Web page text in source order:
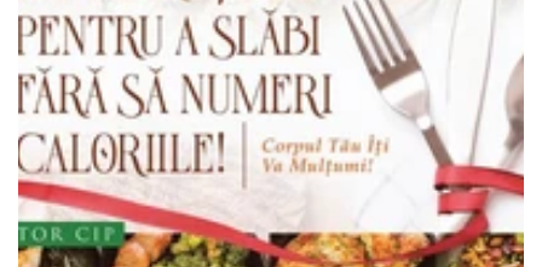
la motilità),
regime equilibrato: pasti regolari, pause tra di essi
(senza spuntini frequenti),
Zeolit Spectrum , 3 capsule al mattino e 3 alla sera: si
inizia con 1 capsula il primo giorno e si aumenta di
una capsula ogni giorno. È necessario assumere 2
litri di acqua al giorno.
⚠️ Attenzione